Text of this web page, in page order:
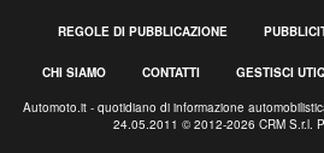
REGOLE DI PUBBLICAZIONE
CHI SIAMO CONTATTI GESTISCI
Automoto.it - quotidiano di informazione
24.05.2011 © 2012-2026 CRM S.r.l.